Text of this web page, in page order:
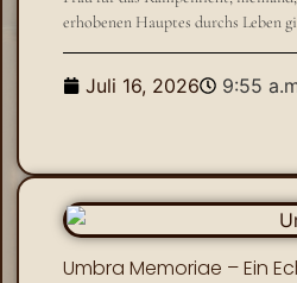
erhobenen Hauptes durchs Leben
Juli 16, 2026 9:55
Umbra Memoriae – Ein